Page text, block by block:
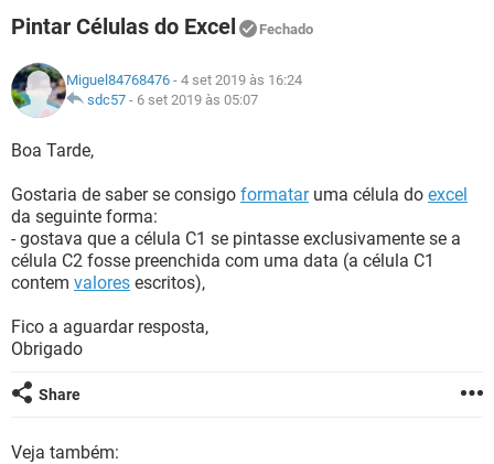
INSTAGRAM GMAIL
GUIA DE COMPRAS
INSTAGRAM GMAIL
GUIA DE COMPRAS
JOGOS WHATSAPP
CELULAR
OUTLOOK
INSTAGRAM
JOGOS WHATSAPP
CELULAR
OUTLOOK
INSTAGRAM GMAIL
GUIA DE COMPRAS
GLOSSÁRIO
JOGOS
OUTLOOK
INSTAGRAM
GUIA DE COMPRAS
Pintar Células do Excel Fechado
Miguel84768476 - 4 set 2019 às 16:24
sdc57 - 6 set 2019 às 05:07
Boa Tarde,
Gostaria de saber se consigo formataruma célula do excel
da seguinte forma:
- gostava que a célula C1 se pintasse exclusivamente se a
célula C2 fosse preenchida com uma data (a célula C1
contem valores escritos),
Fico a aguardar resposta,
Obrigado
Share
Veja também: